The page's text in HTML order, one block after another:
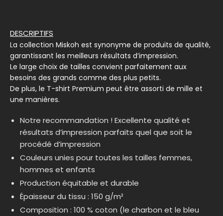
DESCRIPTIFS
La collection Miskoh est synonyme de produits de qualité,
garantissant les meilleurs résultats d’impression.
Le large choix de tailles convient parfaitement aux
besoins des grands comme des plus petits.
De plus, le T-shirt Premium peut être assorti de mille et
une manières.
Notre recommandation ! Excellente qualité et
résultats d’impression parfaits quel que soit le
procédé d’impression
Couleurs unies pour toutes les tailles femmes,
hommes et enfants
Production équitable et durable
Épaisseur du tissu : 150 g/m²
Composition : 100 % coton (le charbon et le bleu